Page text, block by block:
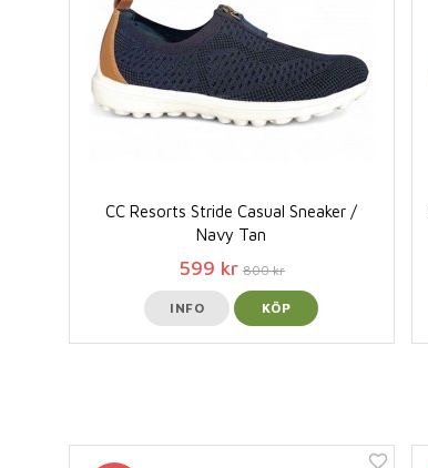
CC Resorts Stride Casual Sneaker /
Navy Tan
599 kr 800 kr
INFO KÖP